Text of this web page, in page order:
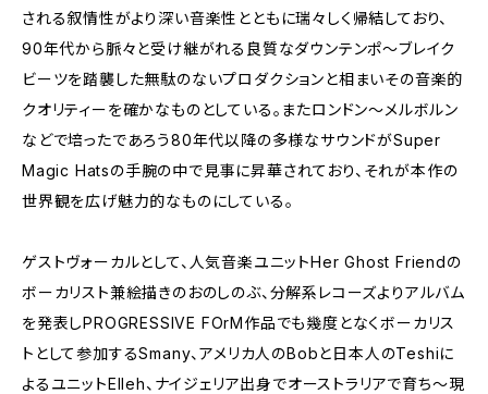
される叙情性がより深い音楽性とともに瑞々しく帰結しており、
90年代から脈々と受け継がれる良質なダウンテンポ～ブレイク
ビーツを踏襲した無駄のないプロダクションと相まいその音楽的
クオリティーを確かなものとしている。またロンドン～メルボルン
などで培ったであろう80年代以降の多様なサウンドがSuper
Magic Hatsの手腕の中で見事に昇華されており、それが本作の
世界観を広げ魅力的なものにしている。
ゲストヴォーカルとして、人気音楽ユニットHer Ghost Friendの
ボーカリスト兼絵描きのおのしのぶ、分解系レコーズよりアルバム
を発表しPROGRESSIVE FOrM作品でも幾度となくボーカリス
トとして参加するSmany、アメリカ人のBobと日本人のTeshiに
よるユニットElleh、ナイジェリア出身でオーストラリアで育ち～現